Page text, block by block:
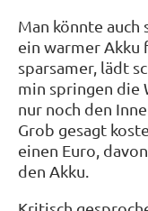
Man könnte auch
ein warmer Akku
sparsamer, lädt
min springen die
nur noch den
Grob gesagt
einen Euro,
den Akku.